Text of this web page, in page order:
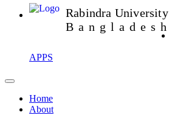
Rabindra University
Bangladesh
APPS
Home
About